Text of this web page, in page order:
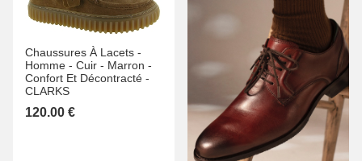
Chaussures À Lacets -
Homme - Cuir - Marron -
Confort Et Décontracté -
CLARKS
120.00 €